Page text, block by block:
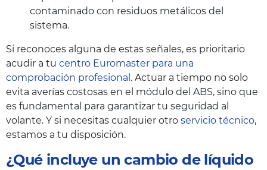
contaminado con residuos metálicos del
sistema.
Si reconoces alguna de estas señales, es prioritario
acudir a tu centro Euromaster para una
comprobación profesional . Actuar a tiempo no solo
evita averías costosas en el módulo del ABS, sino que
es fundamental para garantizar tu seguridad al
volante. Y si necesitas cualquier otro servicio técnico,
estamos a tu disposición.
¿Qué incluye un cambio de líquido